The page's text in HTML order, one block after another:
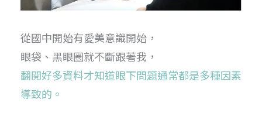
從國中開始有愛美意識開始，
眼袋、黑眼圈就不斷跟著我，
翻閱好多資料才知道眼下問題通常都是多種因素
導致的。